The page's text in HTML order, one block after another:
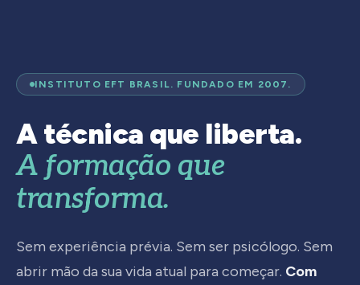
INSTITUTO EFT BRASIL. FUNDADO EM 2007.
A técnica que liberta.
A formação que
transforma.
Sem experiência prévia. Sem ser psicólogo. Sem
abrir mão da sua vida atual para começar. Com